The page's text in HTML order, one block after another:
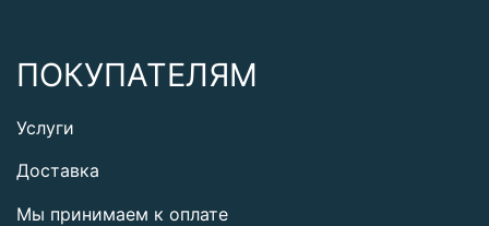
ПОКУПАТЕЛЯМ
Услуги
Доставка
Мы принимаем к оплате